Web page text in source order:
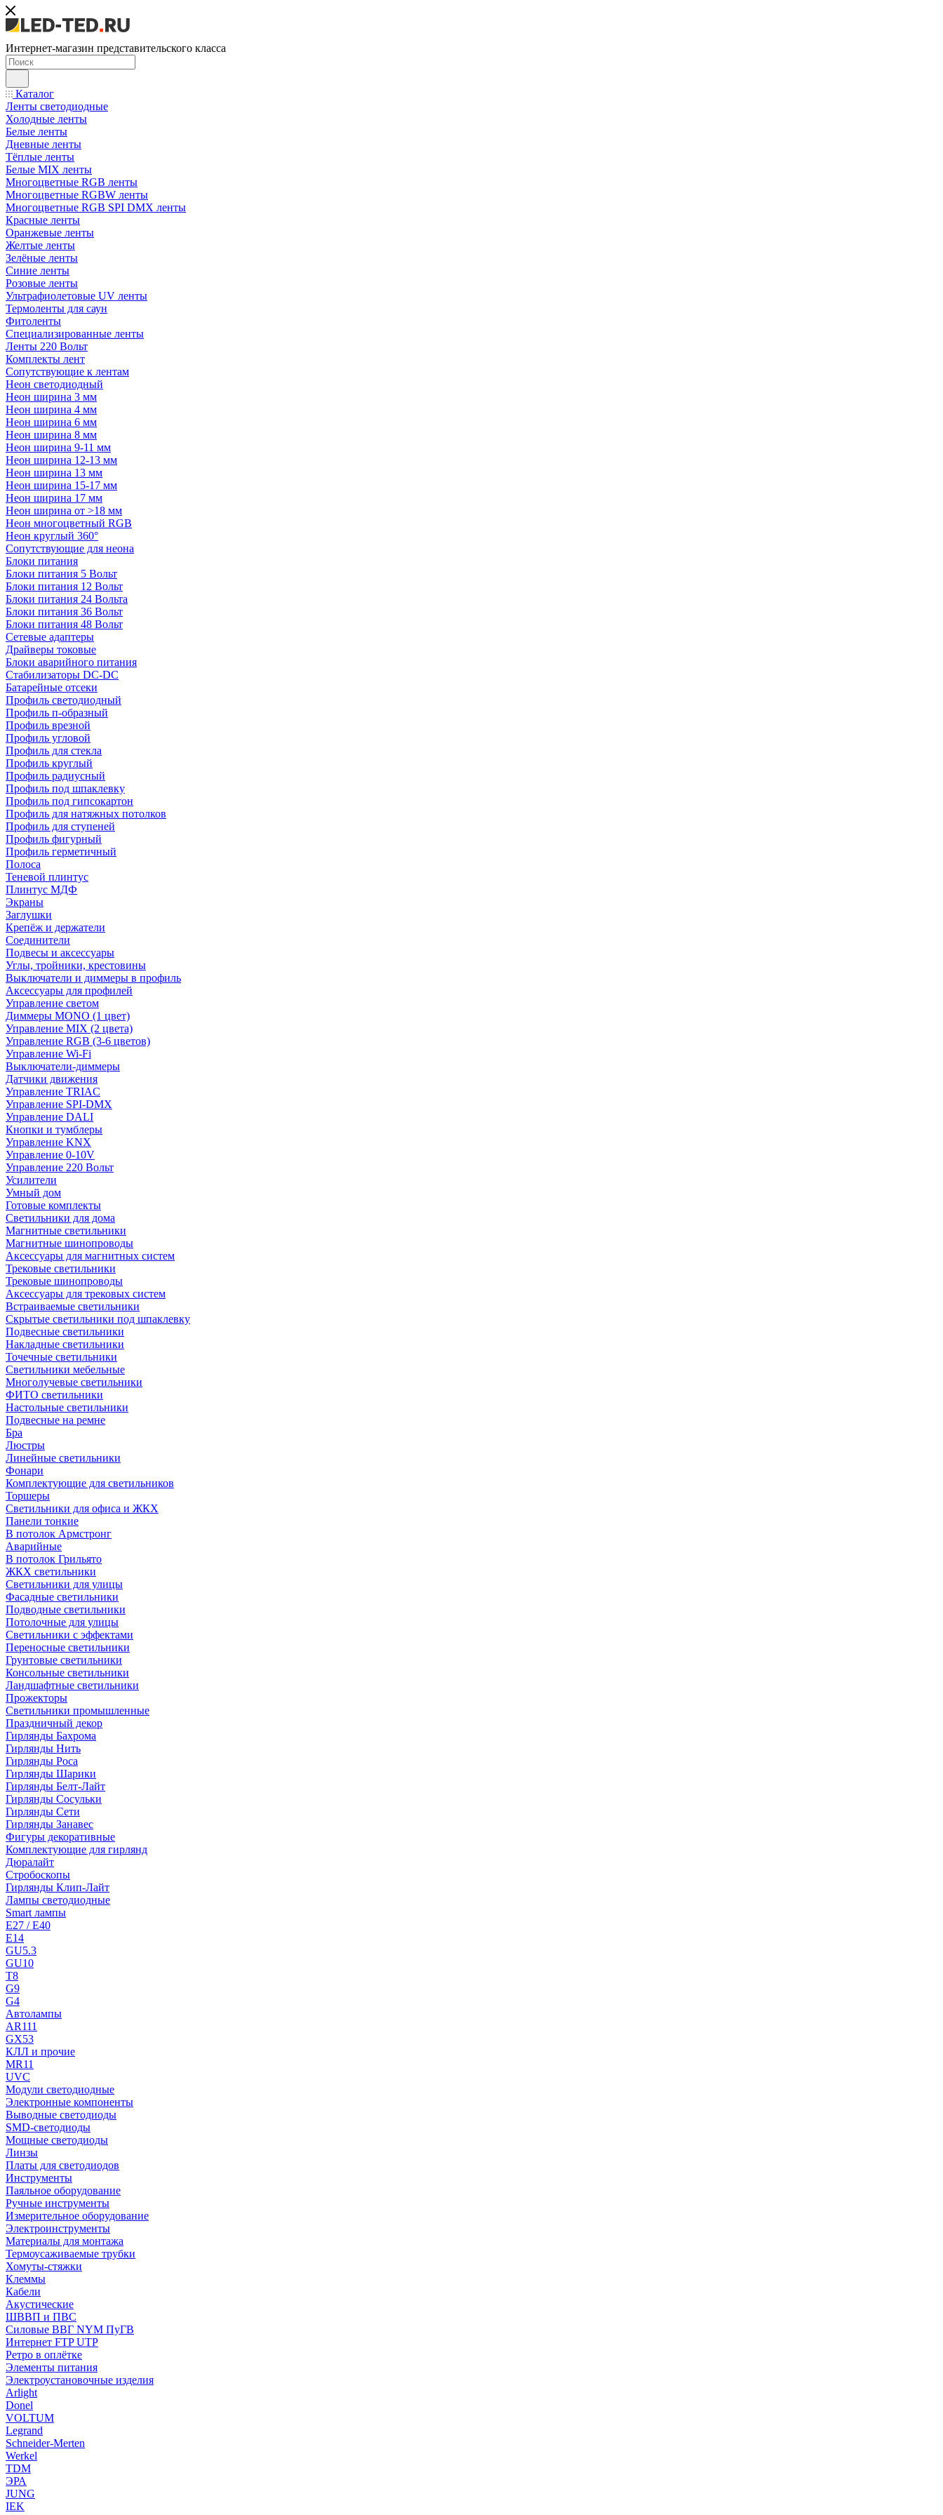
Интернет-магазин представительского класса
Каталог
Ленты светодиодные
Холодные ленты
Белые ленты
Дневные ленты
Тёплые ленты
Белые MIX ленты
Многоцветные RGB ленты
Многоцветные RGBW ленты
Многоцветные RGB SPI DMX ленты
Красные ленты
Оранжевые ленты
Желтые ленты
Зелёные ленты
Синие ленты
Розовые ленты
Ультрафиолетовые UV ленты
Термоленты для саун
Фитоленты
Специализированные ленты
Ленты 220 Вольт
Комплекты лент
Сопутствующие к лентам
Неон светодиодный
Неон ширина 3 мм
Неон ширина 4 мм
Неон ширина 6 мм
Неон ширина 8 мм
Неон ширина 9-11 мм
Неон ширина 12-13 мм
Неон ширина 13 мм
Неон ширина 15-17 мм
Неон ширина 17 мм
Неон ширина от >18 мм
Неон многоцветный RGB
Неон круглый 360°
Сопутствующие для неона
Блоки питания
Блоки питания 5 Вольт
Блоки питания 12 Вольт
Блоки питания 24 Вольта
Блоки питания 36 Вольт
Блоки питания 48 Вольт
Сетевые адаптеры
Драйверы токовые
Блоки аварийного питания
Стабилизаторы DC-DC
Батарейные отсеки
Профиль светодиодный
Профиль п-образный
Профиль врезной
Профиль угловой
Профиль для стекла
Профиль круглый
Профиль радиусный
Профиль под шпаклевку
Профиль под гипсокартон
Профиль для натяжных потолков
Профиль для ступеней
Профиль фигурный
Профиль герметичный
Полоса
Теневой плинтус
Плинтус МДФ
Экраны
Заглушки
Крепёж и держатели
Соединители
Подвесы и аксессуары
Углы, тройники, крестовины
Выключатели и диммеры в профиль
Аксессуары для профилей
Управление светом
Диммеры MONO (1 цвет)
Управление MIX (2 цвета)
Управление RGB (3-6 цветов)
Управление Wi-Fi
Выключатели-диммеры
Датчики движения
Управление TRIAC
Управление SPI-DMX
Управление DALI
Кнопки и тумблеры
Управление KNX
Управление 0-10V
Управление 220 Вольт
Усилители
Умный дом
Готовые комплекты
Светильники для дома
Магнитные светильники
Магнитные шинопроводы
Аксессуары для магнитных систем
Трековые светильники
Трековые шинопроводы
Аксессуары для трековых систем
Встраиваемые светильники
Скрытые светильники под шпаклевку
Подвесные светильники
Накладные светильники
Точечные светильники
Светильники мебельные
Многолучевые светильники
ФИТО светильники
Настольные светильники
Подвесные на ремне
Бра
Люстры
Линейные светильники
Фонари
Комплектующие для светильников
Торшеры
Светильники для офиса и ЖКХ
Панели тонкие
В потолок Армстронг
Аварийные
В потолок Грильято
ЖКХ светильники
Светильники для улицы
Фасадные светильники
Подводные светильники
Потолочные для улицы
Светильники с эффектами
Переносные светильники
Грунтовые светильники
Консольные светильники
Ландшафтные светильники
Прожекторы
Светильники промышленные
Праздничный декор
Гирлянды Бахрома
Гирлянды Нить
Гирлянды Роса
Гирлянды Шарики
Гирлянды Белт-Лайт
Гирлянды Сосульки
Гирлянды Сети
Гирлянды Занавес
Фигуры декоративные
Комплектующие для гирлянд
Дюралайт
Стробоскопы
Гирлянды Клип-Лайт
Лампы светодиодные
Smart лампы
E27 / E40
E14
GU5.3
GU10
T8
G9
G4
Автолампы
AR111
GX53
КЛЛ и прочие
MR11
UVC
Модули светодиодные
Электронные компоненты
Выводные светодиоды
SMD-светодиоды
Мощные светодиоды
Линзы
Платы для светодиодов
Инструменты
Паяльное оборудование
Ручные инструменты
Измерительное оборудование
Электроинструменты
Материалы для монтажа
Термоусаживаемые трубки
Хомуты-стяжки
Клеммы
Кабели
Акустические
ШВВП и ПВС
Силовые ВВГ NYM ПуГВ
Интернет FTP UTP
Ретро в оплётке
Элементы питания
Электроустановочные изделия
Arlight
Donel
VOLTUM
Legrand
Schneider-Merten
Werkel
TDM
ЭРА
JUNG
IEK